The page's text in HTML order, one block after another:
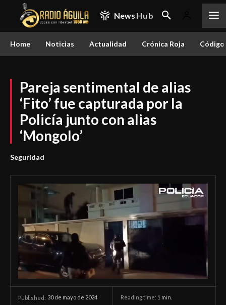
News Hub
Home Noticias Actualidad Crónica Roja
Pareja sentimental de alias
‘Fito’ fue capturada por la
Policía junto con alias
‘Mongolo’
Seguridad
Published: 30 de mayo de 2024 Reading time: 1 min.